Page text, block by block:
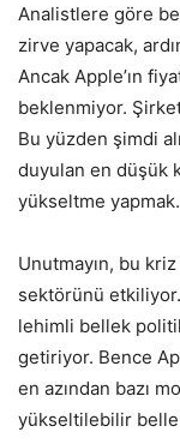
Analistlere göre
zirve yapacak,
Ancak Apple’ın
beklenmiyor.
Bu yüzden şimdi
duyulan en düşük
yükseltme yapmak.
Unutmayın, bu
sektörünü etkiliyor.
lehimli bellek
getiriyor. Bence
en azından bazı
yükseltilebilir